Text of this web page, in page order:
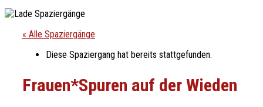
« Alle Spaziergänge
Diese Spaziergang hat bereits stattgefunden.
Frauen*Spuren auf der Wieden